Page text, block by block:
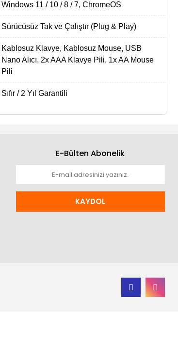
Windows 11 / 10 / 8 / 7, ChromeOS
Sürücüsüz Tak ve Çalıştır (Plug & Play)
Kablosuz Klavye, Kablosuz Mouse, USB
Nano Alıcı, 2x AAA Klavye Pili, 1x AA Mouse
Pili
Sıfır / 2 Yıl Garantili
E-Bülten Abonelik
KAYDOL